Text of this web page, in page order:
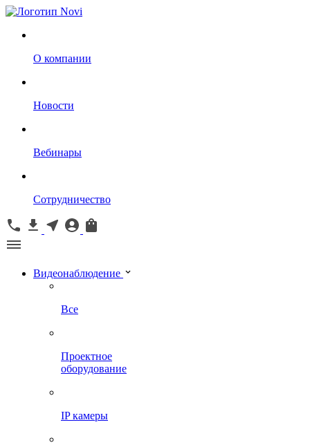
О компании
Новости
Вебинары
Сотрудничество
Видеонаблюдение
Все
Проектное
оборудование
IP камеры